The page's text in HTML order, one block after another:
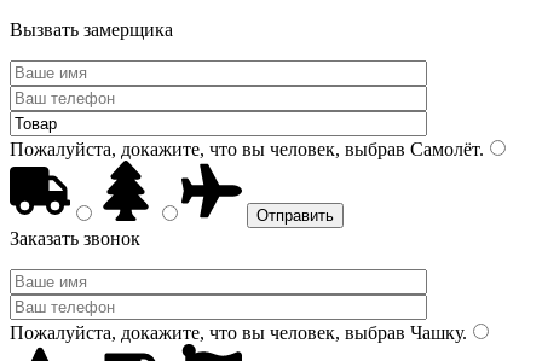
Вызвать замерщика
Пожалуйста, докажите, что вы человек, выбрав Самолёт.
Заказать звонок
Пожалуйста, докажите, что вы человек, выбрав Чашку.